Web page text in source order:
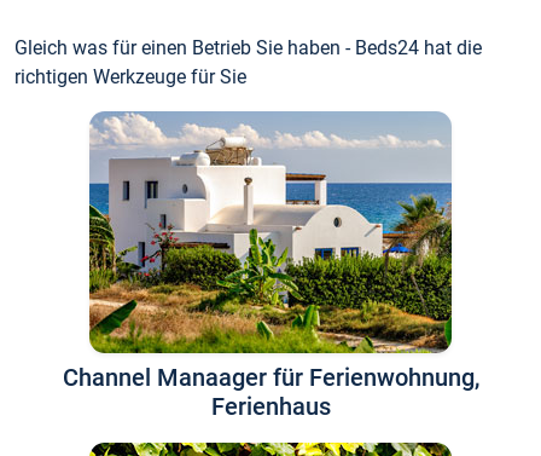
Gleich was für einen Betrieb Sie haben - Beds24 hat die
richtigen Werkzeuge für Sie
Channel Manaager für Ferienwohnung,
Ferienhaus